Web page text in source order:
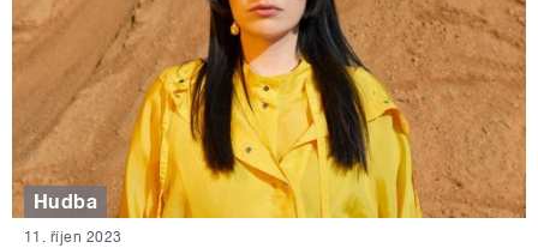
Hudba
11. říjen 2023